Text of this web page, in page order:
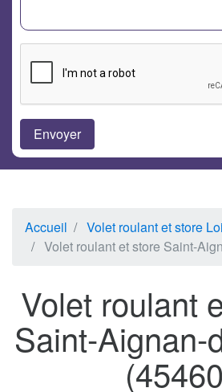
Accueil
Volet roulant et store
Volet roulant et store Saint-
Volet roulant
Saint-Aignan-